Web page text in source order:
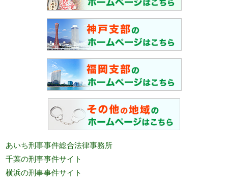
あいち刑事事件総合法律事務所
千葉の刑事事件サイト
横浜の刑事事件サイト